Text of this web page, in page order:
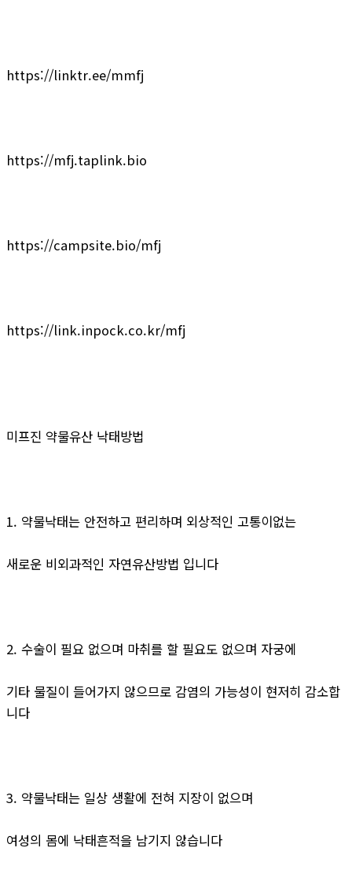
https://linktr.ee/mmfj
https://mfj.taplink.bio
https://campsite.bio/mfj
https://link.inpock.co.kr/mfj
미프진 약물유산 낙태방법
1. 약물낙태는 안전하고 편리하며 외상적인 고통이없는
새로운 비외과적인 자연유산방법 입니다
2. 수술이 필요 없으며 마취를 할 필요도 없으며 자궁에
기타 물질이 들어가지 않으므로 감염의 가능성이 현저히 감소합
니다
3. 약물낙태는 일상 생활에 전혀 지장이 없으며
여성의 몸에 낙태흔적을 남기지 않습니다